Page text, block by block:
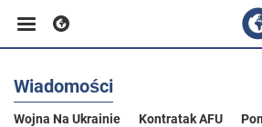
Biznes
Wiadomości
Wojna Na Ukrainie Kontratak AFU